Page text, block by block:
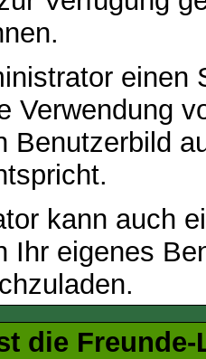
einen
Verwendung
Benutzerbild
kann auch
Ihr eigenes
die